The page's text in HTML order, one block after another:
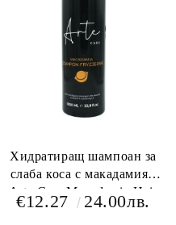
Хидратиращ шампоан за
слаба коса с макадамия -
Arte Care Macadamia Hair
Shampoo 1000 мл
€12.27 24.00лв.